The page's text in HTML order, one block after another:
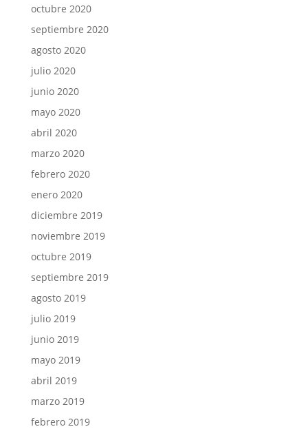
octubre 2020
septiembre 2020
agosto 2020
julio 2020
junio 2020
mayo 2020
abril 2020
marzo 2020
febrero 2020
enero 2020
diciembre 2019
noviembre 2019
octubre 2019
septiembre 2019
agosto 2019
julio 2019
junio 2019
mayo 2019
abril 2019
marzo 2019
febrero 2019